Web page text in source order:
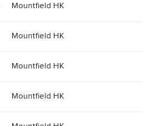
Mountfield HK
Mountfield HK
Mountfield HK
Mountfield HK